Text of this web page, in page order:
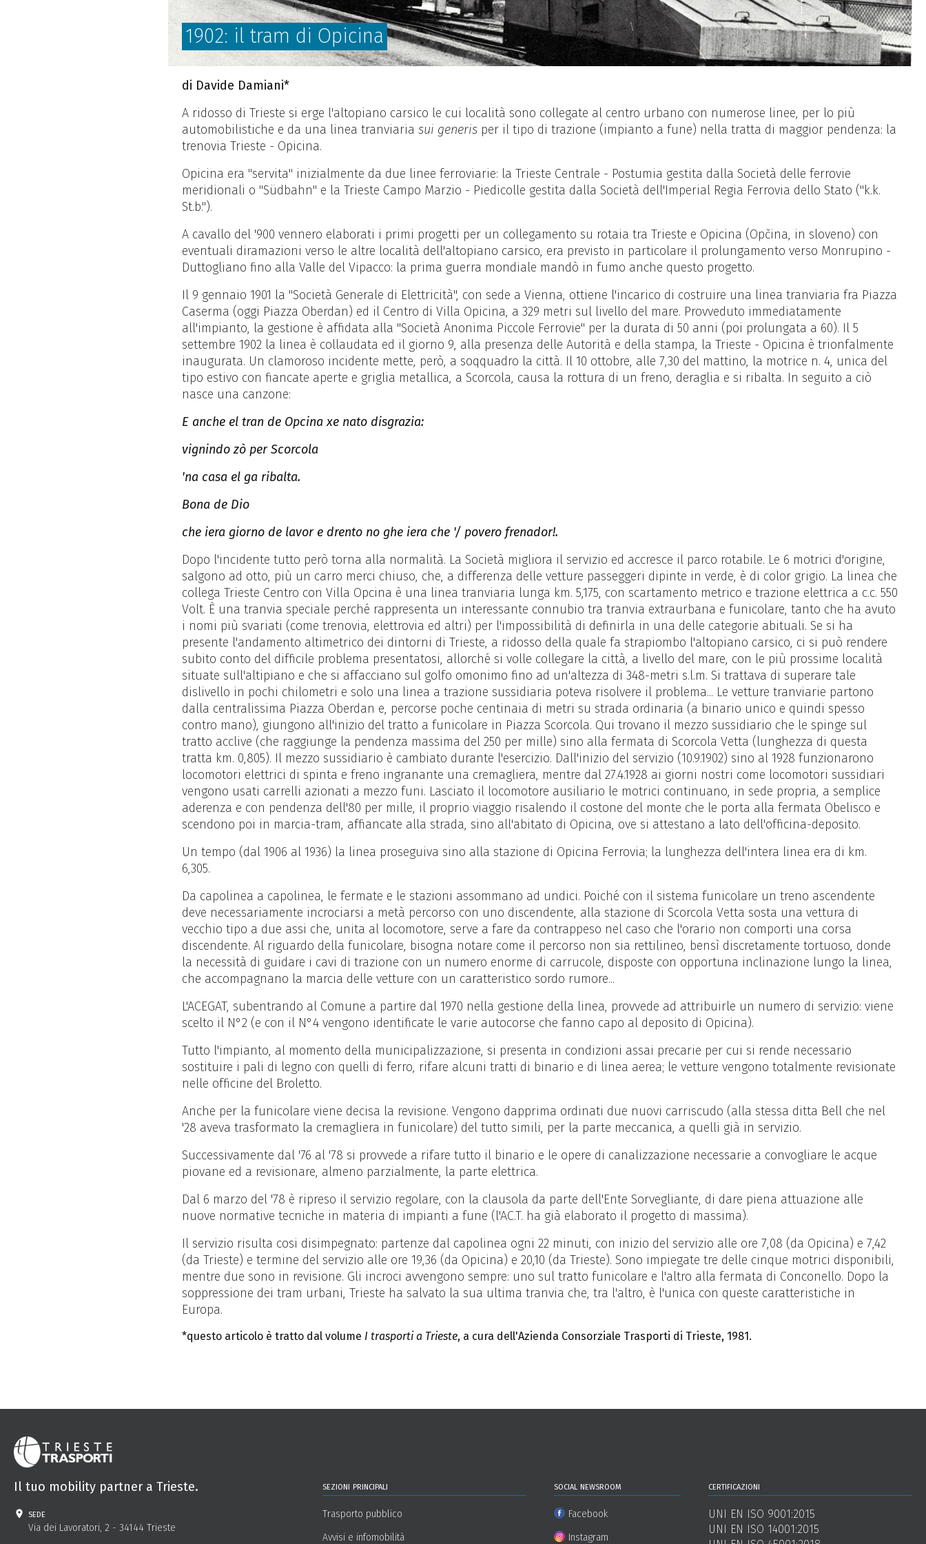
1902: il tram di Opicina
di Davide Damiani*
A ridosso di Trieste si erge l'altopiano carsico le cui località sono collegate al centro urbano con numerose linee, per lo più
automobilistiche e da una linea tranviaria sui generis per il tipo di trazione (impianto a fune) nella tratta di maggior pendenza: la
trenovia Trieste - Opicina.
Opicina era "servita" inizialmente da due linee ferroviarie: la Trieste Centrale - Postumia gestita dalla Società delle ferrovie
meridionali o "Südbahn" e la Trieste Campo Marzio - Piedicolle gestita dalla Società dell'Imperial Regia Ferrovia dello Stato ("k.k.
St.b.").
A cavallo del '900 vennero elaborati i primi progetti per un collegamento su rotaia tra Trieste e Opicina (Opčina, in sloveno) con
eventuali diramazioni verso le altre località dell'altopiano carsico, era previsto in particolare il prolungamento verso Monrupino -
Duttogliano fino alla Valle del Vipacco: la prima guerra mondiale mandò in fumo anche questo progetto.
Il 9 gennaio 1901 la "Società Generale di Elettricità", con sede a Vienna, ottiene l'incarico di costruire una linea tranviaria fra Piazza
Caserma (oggi Piazza Oberdan) ed il Centro di Villa Opicina, a 329 metri sul livello del mare. Provveduto immediatamente
all'impianto, la gestione è affidata alla "Società Anonima Piccole Ferrovie" per la durata di 50 anni (poi prolungata a 60). Il 5
settembre 1902 la linea è collaudata ed il giorno 9, alla presenza delle Autorità e della stampa, la Trieste - Opicina è trionfalmente
inaugurata. Un clamoroso incidente mette, però, a soqquadro la città. Il 10 ottobre, alle 7,30 del mattino, la motrice n. 4, unica del
tipo estivo con fiancate aperte e griglia metallica, a Scorcola, causa la rottura di un freno, deraglia e si ribalta. In seguito a ciò
nasce una canzone:
E anche el tran de Opcina xe nato disgrazia:
vignindo zò per Scorcola
'na casa el ga ribalta.
Bona de Dio
che iera giorno de lavor e drento no ghe iera che '/ povero frenador!.
Dopo l'incidente tutto però torna alla normalità. La Società migliora il servizio ed accresce il parco rotabile. Le 6 motrici d'origine,
salgono ad otto, più un carro merci chiuso, che, a differenza delle vetture passeggeri dipinte in verde, è di color grigio. La linea che
collega Trieste Centro con Villa Opcina è una linea tranviaria lunga km. 5,175, con scartamento metrico e trazione elettrica a c.c. 550
Volt. È una tranvia speciale perché rappresenta un interessante connubio tra tranvia extraurbana e funicolare, tanto che ha avuto
i nomi più svariati (come trenovia, elettrovia ed altri) per l'impossibilità di definirla in una delle categorie abituali. Se si ha
presente l'andamento altimetrico dei dintorni di Trieste, a ridosso della quale fa strapiombo l'altopiano carsico, ci si può rendere
subito conto del difficile problema presentatosi, allorché si volle collegare la città, a livello del mare, con le più prossime località
situate sull'altipiano e che si affacciano sul golfo omonimo fino ad un'altezza di 348-metri s.l.m. Si trattava di superare tale
dislivello in pochi chilometri e solo una linea a trazione sussidiaria poteva risolvere il problema... Le vetture tranviarie partono
dalla centralissima Piazza Oberdan e, percorse poche centinaia di metri su strada ordinaria (a binario unico e quindi spesso
contro mano), giungono all'inizio del tratto a funicolare in Piazza Scorcola. Qui trovano il mezzo sussidiario che le spinge sul
tratto acclive (che raggiunge la pendenza massima del 250 per mille) sino alla fermata di Scorcola Vetta (lunghezza di questa
tratta km. 0,805). Il mezzo sussidiario è cambiato durante l'esercizio. Dall'inizio del servizio (10.9.1902) sino al 1928 funzionarono
locomotori elettrici di spinta e freno ingranante una cremagliera, mentre dal 27.4.1928 ai giorni nostri come locomotori sussidiari
vengono usati carrelli azionati a mezzo funi. Lasciato il locomotore ausiliario le motrici continuano, in sede propria, a semplice
aderenza e con pendenza dell'80 per mille, il proprio viaggio risalendo il costone del monte che le porta alla fermata Obelisco e
scendono poi in marcia-tram, affiancate alla strada, sino all'abitato di Opicina, ove si attestano a lato dell'officina-deposito.
Un tempo (dal 1906 al 1936) la linea proseguiva sino alla stazione di Opicina Ferrovia; la lunghezza dell'intera linea era di km.
6,305.
Da capolinea a capolinea, le fermate e le stazioni assommano ad undici. Poiché con il sistema funicolare un treno ascendente
deve necessariamente incrociarsi a metà percorso con uno discendente, alla stazione di Scorcola Vetta sosta una vettura di
vecchio tipo a due assi che, unita al locomotore, serve a fare da contrappeso nel caso che l'orario non comporti una corsa
discendente. Al riguardo della funicolare, bisogna notare come il percorso non sia rettilineo, bensì discretamente tortuoso, donde
la necessità di guidare i cavi di trazione con un numero enorme di carrucole, disposte con opportuna inclinazione lungo la linea,
che accompagnano la marcia delle vetture con un caratteristico sordo rumore...
L'ACEGAT, subentrando al Comune a partire dal 1970 nella gestione della linea, provvede ad attribuirle un numero di servizio: viene
scelto il N°2 (e con il N°4 vengono identificate le varie autocorse che fanno capo al deposito di Opicina).
Tutto l'impianto, al momento della municipalizzazione, si presenta in condizioni assai precarie per cui si rende necessario
sostituire i pali di legno con quelli di ferro, rifare alcuni tratti di binario e di linea aerea; le vetture vengono totalmente revisionate
nelle officine del Broletto.
Anche per la funicolare viene decisa la revisione. Vengono dapprima ordinati due nuovi carriscudo (alla stessa ditta Bell che nel
'28 aveva trasformato la cremagliera in funicolare) del tutto simili, per la parte meccanica, a quelli già in servizio.
Successivamente dal '76 al '78 si provvede a rifare tutto il binario e le opere di canalizzazione necessarie a convogliare le acque
piovane ed a revisionare, almeno parzialmente, la parte elettrica.
Dal 6 marzo del '78 è ripreso il servizio regolare, con la clausola da parte dell'Ente Sorvegliante, di dare piena attuazione alle
nuove normative tecniche in materia di impianti a fune (l'AC.T. ha già elaborato il progetto di massima).
Il servizio risulta cosi disimpegnato: partenze dal capolinea ogni 22 minuti, con inizio del servizio alle ore 7,08 (da Opicina) e 7,42
(da Trieste) e termine del servizio alle ore 19,36 (da Opicina) e 20,10 (da Trieste). Sono impiegate tre delle cinque motrici disponibili,
mentre due sono in revisione. Gli incroci avvengono sempre: uno sul tratto funicolare e l'altro alla fermata di Conconello. Dopo la
soppressione dei tram urbani, Trieste ha salvato la sua ultima tranvia che, tra l'altro, è l'unica con queste caratteristiche in
Europa.
*questo articolo è tratto dal volume I trasporti a Trieste, a cura dell'Azienda Consorziale Trasporti di Trieste, 1981.
Il tuo mobility partner a Trieste.
sede
Via dei Lavoratori, 2 - 34144 Trieste
sezioni principali
Trasporto pubblico
Avvisi e infomobilità
social newsroom
Facebook
Instagram
certificazioni
UNI EN ISO 9001:2015
UNI EN ISO 14001:2015